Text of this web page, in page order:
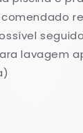
lavagem